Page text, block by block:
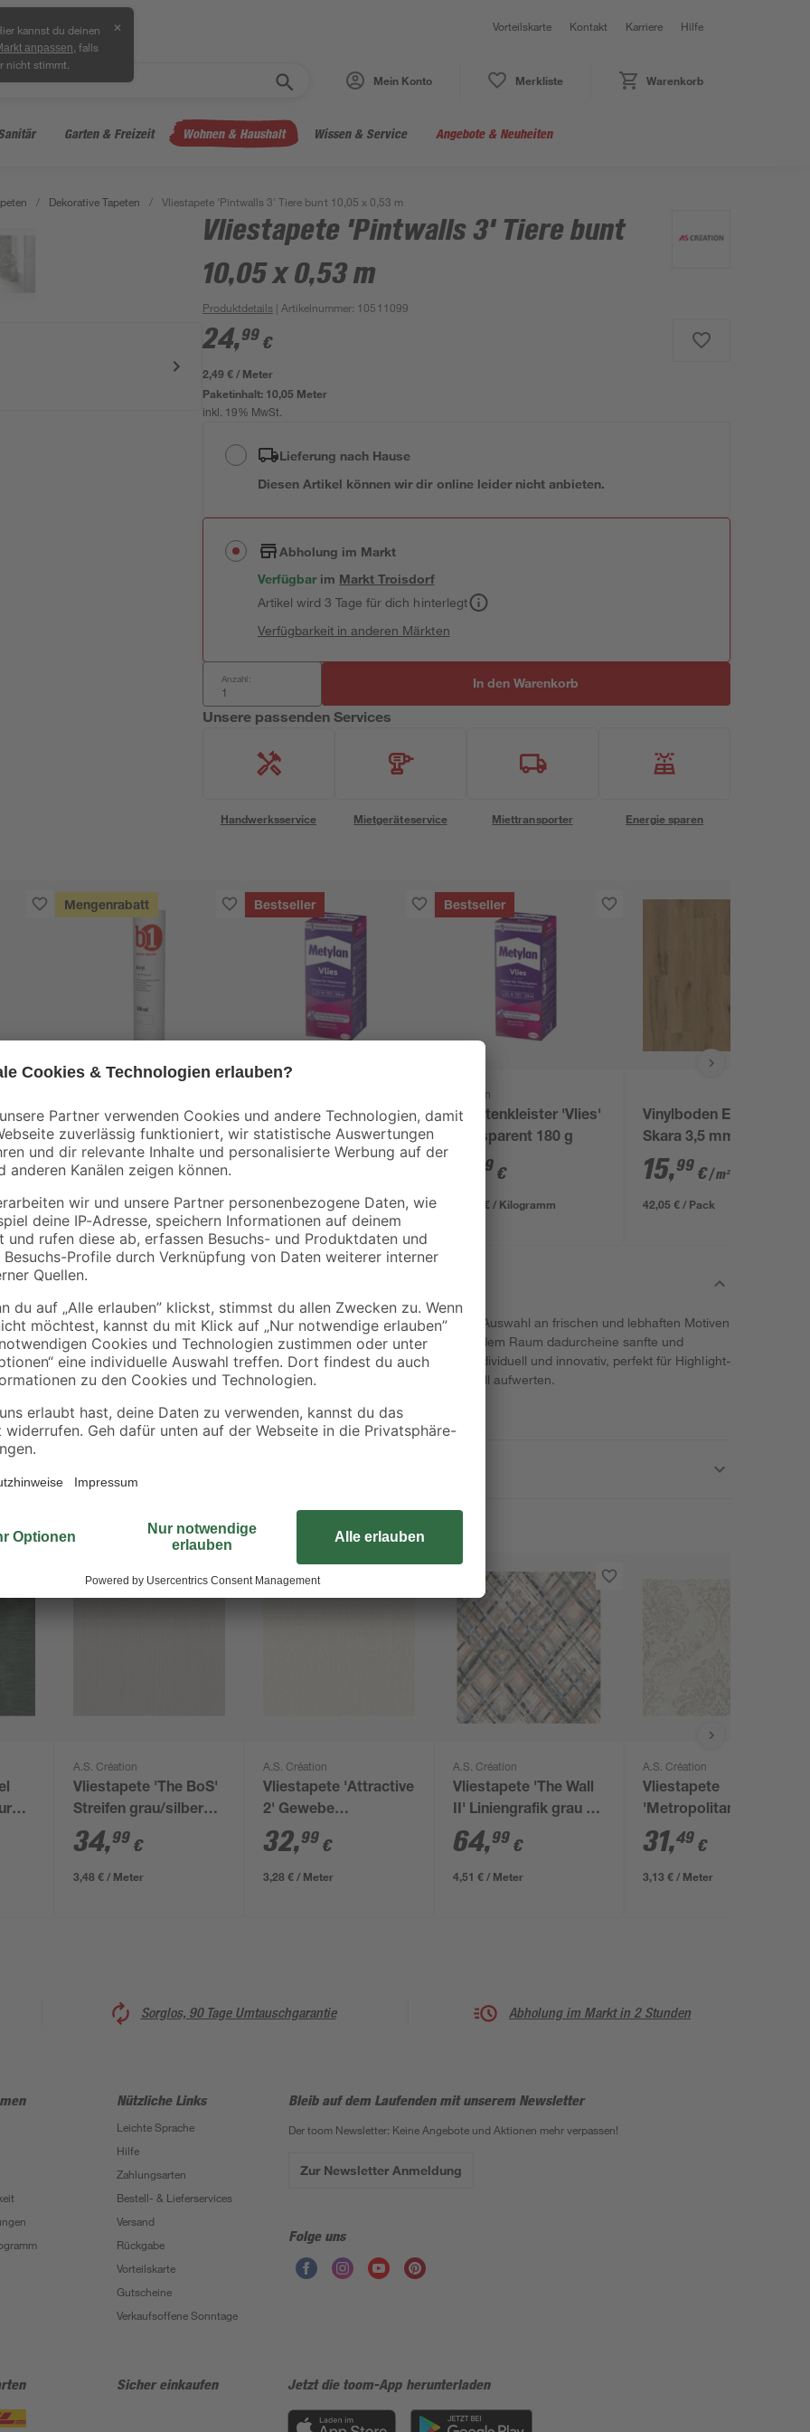
kannst du deinen
anpassen , falls
nicht stimmt.
✕ Vorteilskarte Kontakt Karriere Hilfe
Mein Konto Merkliste Warenkorb
Garten & Freizeit Wohnen & Haushalt Wissen & Service Angebote & Neuheiten
/ Dekorative Tapeten / Vliestapete 'Pintwalls 3' Tiere bunt 10,05 x 0,53 m
Vliestapete 'Pintwalls 3' Tiere bunt
10,05 x 0,53 m
Produktdetails | Artikelnummer: 10511099
24,99 €
2,49 € / Meter
Paketinhalt: 10,05 Meter
inkl. 19% MwSt.
Lieferung nach Hause
Diesen Artikel können wir dir online leider nicht anbieten.
Abholung im Markt
Verfügbar im MarktTroisdorf
Artikel wird 3 Tage für dich hinterlegt
Verfügbarkeit in anderen Märkten
Anzahl: In den Warenkorb
Unsere passenden Services
Handwerksservice Mietgeräteservice Miettransporter Energie sparen
15
Mengenrabatt
Acryl weiß 280 ml
1,99€
7,11 € / Liter
Bestseller
Tapetenkleister 'Vlies'
transparent 360 g
44,42 € / Kilogramm
Bestseller
Metylan
Tapetenkleister 'Vlies'
transparent 180 g
39 €
52,17 € / Kilogramm
Vinylboden Eiche
Skara 3,5 mm
15,99 €/ m²
42,05 € / Pack
PINTWALLS 3 von A.S. Création sorgt mit einer Auswahl an frischen und lebhaften Motiven
für eine angenehme Atmosphäre und verleiht jedem Raum dadurcheine sanfte und
harmonische Note. Die Designs sind modern, individuell und innovativ, perfekt für Highlight-
Wände, die Akzente setzen und den Raum stilvoll aufwerten.
A.S. Création
Vliestapete 'The BoS'
Streifen grau/silbern
0,53 x 10,05 m
34,99 €
3,48 € / Meter
A.S. Création
Vliestapete 'Attractive
2' Gewebe
strukturiert
weiß/creme 0,53 x
10,05 m
32,99 €
3,28 € / Meter
A.S. Création
Vliestapete 'The Wall
II' Liniengrafik grau 5-
teilig 2,65 x 2,80 m
64,99 €
4,51 € / Meter
A.S. Création
Vliestapete
'Metropolitan Stories
Travel Styles'
Ornament
beige/goldfarben 0,53
31,49 €
3,13 € / Meter
Sorglos, 90 Tage Umtauschgarantie Abholung im Markt in 2 Stunden
Nützliche Links
Leichte Sprache
Hilfe
Zahlungsarten
Bestell- & Lieferservices
Versand
Rückgabe
Vorteilskarte
Gutscheine
Verkaufsoffene Sonntage
Bleib auf dem Laufenden mit unserem Newsletter
Der toom Newsletter: Keine Angebote und Aktionen mehr verpassen!
Zur Newsletter Anmeldung
Folge uns
Sicher einkaufen Jetzt die toom-App herunterladen